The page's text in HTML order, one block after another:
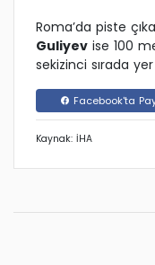
Roma’da piste
Guliyev ise 100
sekizinci sırada yer
Facebook'ta
Kaynak: İHA